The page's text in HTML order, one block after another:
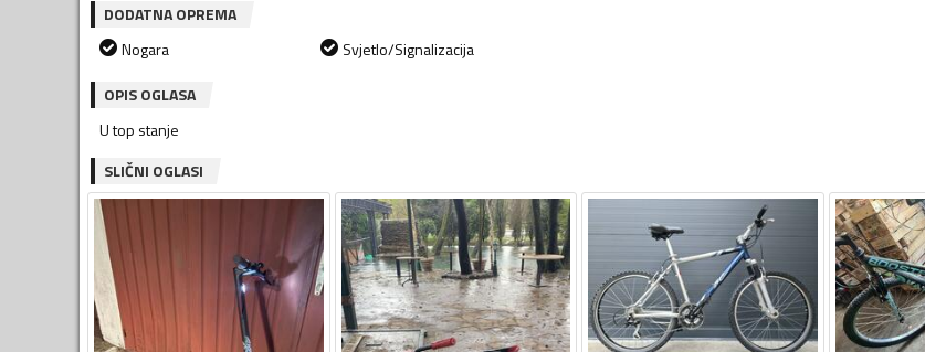
DODATNA OPREMA
Nogara
Svjetlo/Signalizacija
OPIS OGLASA
SLIČNI OGLASI